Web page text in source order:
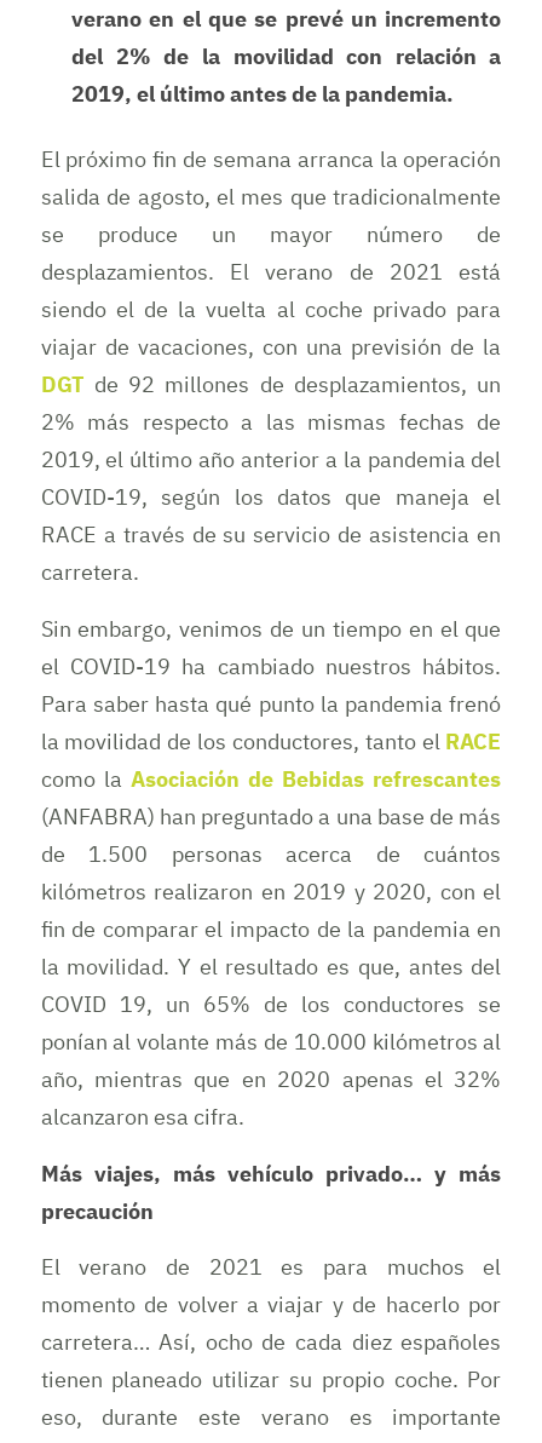
verano en el que se prevé un incremento
del 2% de la movilidad con relación a
2019, el último antes de la pandemia.
El próximo fin de semana arranca la operación
salida de agosto, el mes que tradicionalmente
se produce un mayor número de
desplazamientos. El verano de 2021 está
siendo el de la vuelta al coche privado para
viajar de vacaciones, con una previsión de la
DGT de 92 millones de desplazamientos, un
2% más respecto a las mismas fechas de
2019, el último año anterior a la pandemia del
COVID-19, según los datos que maneja el
RACE a través de su servicio de asistencia en
carretera.
Sin embargo, venimos de un tiempo en el que
el COVID-19 ha cambiado nuestros hábitos.
Para saber hasta qué punto la pandemia frenó
la movilidad de los conductores, tanto el RACE
como la Asociación de Bebidas refrescantes
(ANFABRA) han preguntado a una base de más
de 1.500 personas acerca de cuántos
kilómetros realizaron en 2019 y 2020, con el
fin de comparar el impacto de la pandemia en
la movilidad. Y el resultado es que, antes del
COVID 19, un 65% de los conductores se
ponían al volante más de 10.000 kilómetros al
año, mientras que en 2020 apenas el 32%
alcanzaron esa cifra.
Más viajes, más vehículo privado… y más
precaución
El verano de 2021 es para muchos el
momento de volver a viajar y de hacerlo por
carretera… Así, ocho de cada diez españoles
tienen planeado utilizar su propio coche. Por
eso, durante este verano es importante